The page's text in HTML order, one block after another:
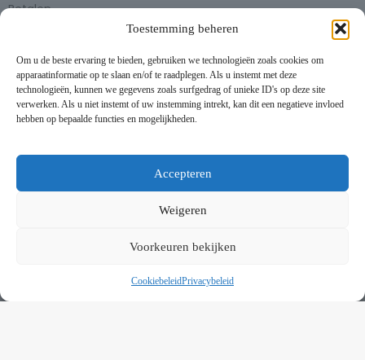
Toestemming beheren
Om u de beste ervaring te bieden, gebruiken we technologieën zoals cookies om
apparaatinformatie op te slaan en/of te raadplegen. Als u instemt met deze
technologieën, kunnen we gegevens zoals surfgedrag of unieke ID's op deze site
verwerken. Als u niet instemt of uw instemming intrekt, kan dit een negatieve invloed
hebben op bepaalde functies en mogelijkheden.
Accepteren
Weigeren
Voorkeuren bekijken
CookiebeleidPrivacybeleid
Betalen
Partytent huren
Handleiding partytenten
VOORWAARDEN
Privacybeleid
Contact
Schrijf je in op onze nieuwsbrief en blijf op de hoogte van
This website uses cookies to improve your experience. By using
this website you agree to ourData Protection Policy